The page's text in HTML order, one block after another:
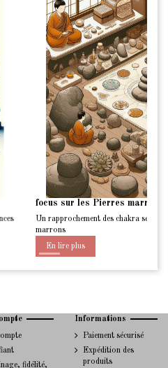
en lithothérapie
de la lithothérapie : Les pierres
Précédent
fidélité,
Informations
Paiement sécurisé
Expédition des
produits